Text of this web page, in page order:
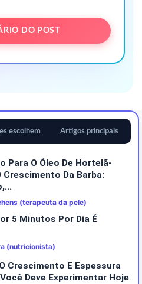
escolhem Artigos principais
Para O Óleo De Hortelã-
Crescimento Da Barba:
(terapeuta da pele)
5 Minutos Por Dia É
(nutricionista)
Crescimento E Espessura
Deve Experimentar Hoje